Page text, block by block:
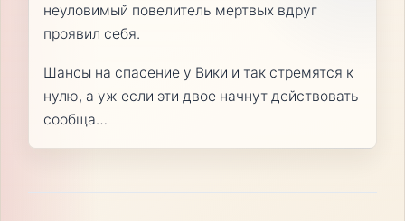
неуловимый повелитель мертвых вдруг
проявил себя.
Шансы на спасение у Вики и так стремятся к
нулю, а уж если эти двое начнут действовать
сообща…